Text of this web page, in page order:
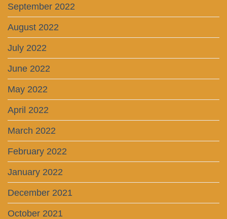
September 2022
August 2022
July 2022
June 2022
May 2022
April 2022
March 2022
February 2022
January 2022
December 2021
October 2021